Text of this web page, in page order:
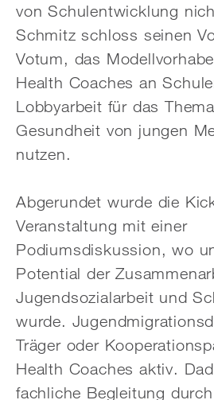
von Schulentwicklung
Schmitz schloss seinen
Votum, das
Health Coaches an
Lobbyarbeit für das
Gesundheit von jungen
nutzen.
Abgerundet wurde die
Veranstaltung mit einer
Podiumsdiskussion, wo
Potential der
Jugendsozialarbeit und
wurde.
Träger oder
Health Coaches aktiv.
fachliche Begleitung